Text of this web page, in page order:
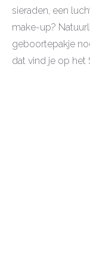
sieraden, een
make-up?
geboortepakje
dat vind je op het